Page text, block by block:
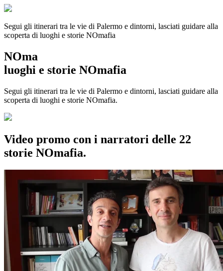
Segui gli itinerari tra le vie di Palermo e dintorni, lasciati guidare alla
scoperta di luoghi e storie NOmafia
NOma
luoghi e storie NOmafia
Segui gli itinerari tra le vie di Palermo e dintorni, lasciati guidare alla
scoperta di luoghi e storie NOmafia.
Video promo con i narratori delle 22
storie NOmafia.